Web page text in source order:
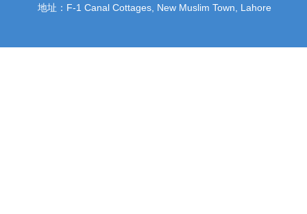
地址：F-1 Canal Cottages, New Muslim Town, Lahore